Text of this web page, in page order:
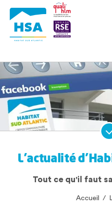
L’actualité
Tout ce qu'il faut
Accueil /